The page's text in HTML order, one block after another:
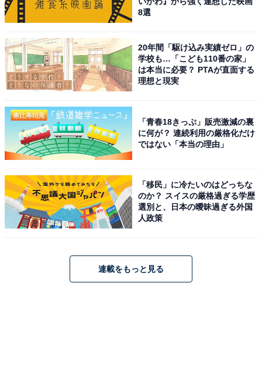
8選
20年間「駆け込み実績ゼロ」の
学校も…「こども110番の家」
は本当に必要？ PTAが直面する
理想と現実
「青春18きっぷ」販売激減の裏
に何が？ 連続利用の厳格化だけ
ではない「本当の理由」
「移民」に冷たいのはどっちな
のか？ スイスの厳格過ぎる学歴
選別と、日本の曖昧過ぎる外国
人政策
連載をもっと見る